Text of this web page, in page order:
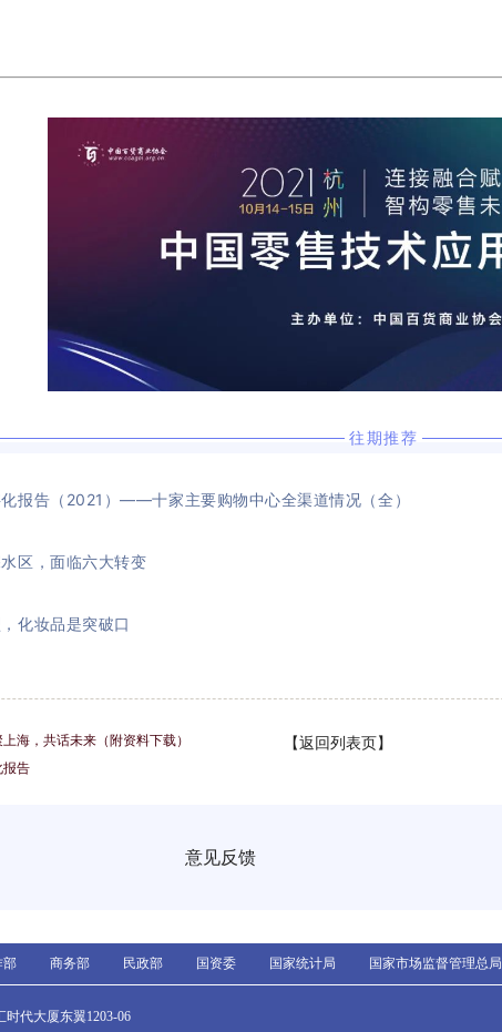
往期推荐
报告（2021）——十家主要购物中心全渠道情况（全）
区，面临六大转变
化妆品是突破口
海，共话未来（附资料下载）
报告
【返回列表页】
意见反馈
部 商务部 民政部 国资委 国家统计局 国家市场监督管理总局
代大厦东翼1203-06